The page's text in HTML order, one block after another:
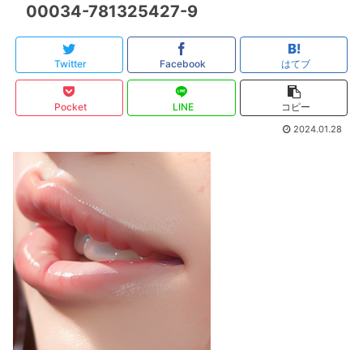
00034-781325427-9
Twitter Facebook はてブ
Pocket LINE コピー
2024.01.28